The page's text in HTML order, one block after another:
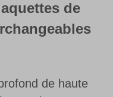
de
de haute